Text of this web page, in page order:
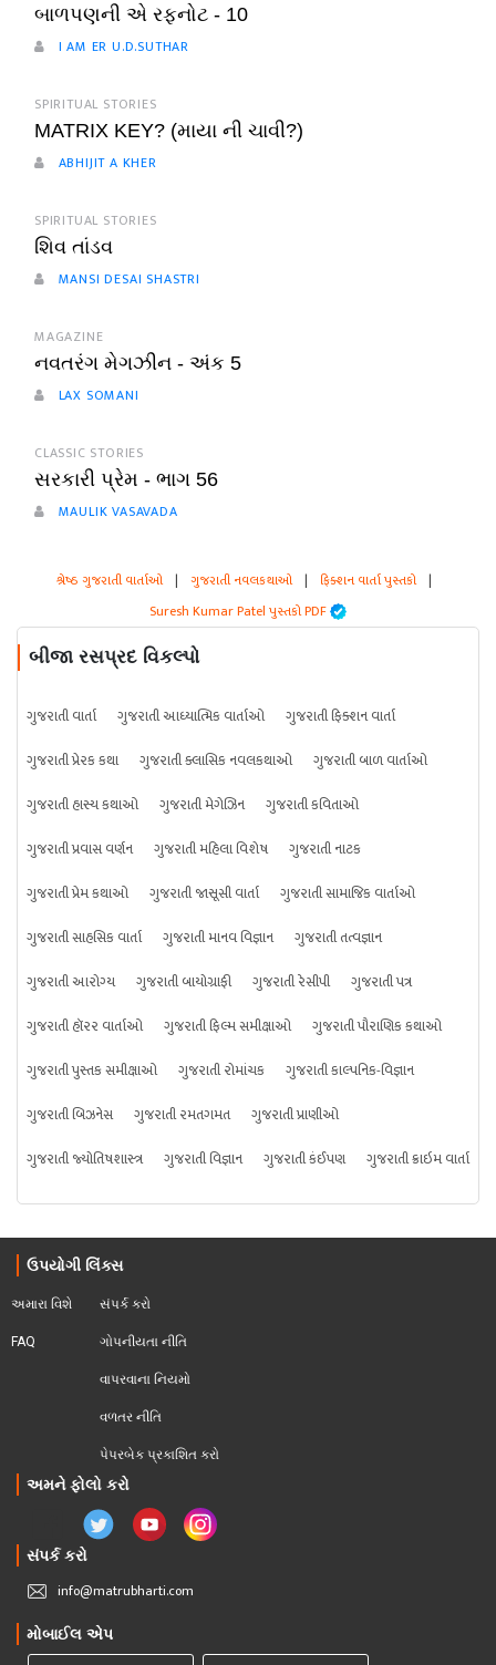
બાળપણની એ રફનોટ - 10
I AM ER U.D.SUTHAR
SPIRITUAL STORIES
MATRIX KEY? (માયા ની ચાવી?)
ABHIJIT A KHER
SPIRITUAL STORIES
શિવ તાંડવ
MANSI DESAI SHASTRI
MAGAZINE
નવતરંગ મેગઝીન - અંક 5
LAX SOMANI
CLASSIC STORIES
સરકારી પ્રેમ - ભાગ 56
MAULIK VASAVADA
શ્રેષ્ઠ ગુજરાતી વાર્તાઓ | ગુજરાતી નવલકથાઓ | ફિક્શન વાર્તા પુસ્તકો |
Suresh Kumar Patel પુસ્તકો PDF
બીજા રસપ્રદ વિકલ્પો
ગુજરાતી વાર્તા ગુજરાતી આધ્યાત્મિક વાર્તાઓ
ગુજરાતી ફિક્શન વાર્તા
ગુજરાતી પ્રેરક કથા
ગુજરાતી ક્લાસિક નવલકથાઓ
ગુજરાતી બાળ વાર્તાઓ
ગુજરાતી હાસ્ય કથાઓ
ગુજરાતી મેગેઝિન
ગુજરાતી કવિતાઓ
ગુજરાતી પ્રવાસ વર્ણન
ગુજરાતી મહિલા વિશેષ
ગુજરાતી નાટક
ગુજરાતી પ્રેમ કથાઓ
ગુજરાતી જાસૂસી વાર્તા
ગુજરાતી સામાજિક વાર્તાઓ
ગુજરાતી સાહસિક વાર્તા
ગુજરાતી માનવ વિજ્ઞાન
ગુજરાતી તત્વજ્ઞાન
ગુજરાતી આરોગ્ય
ગુજરાતી બાયોગ્રાફી ગુજરાતી રેસીપી
ગુજરાતી પત્ર
ગુજરાતી હૉરર વાર્તાઓ
ગુજરાતી ફિલ્મ સમીક્ષાઓ
ગુજરાતી પૌરાણિક કથાઓ
ગુજરાતી પુસ્તક સમીક્ષાઓ
ગુજરાતી રોમાંચક
ગુજરાતી કાલ્પનિક-વિજ્ઞાન
ગુજરાતી બિઝનેસ
ગુજરાતી રમતગમત
ગુજરાતી પ્રાણીઓ
ગુજરાતી જ્યોતિષશાસ્ત્ર
ગુજરાતી વિજ્ઞાન ગુજરાતી કંઈપણ ગુજરાતી ક્રાઇમ વાર્તા
ઉપયોગી લિંક્સ
અમારા વિશે
FAQ
સંપર્ક કરો
ગોપનીયતા નીતિ
વાપરવાના નિયમો
વળતર નીતિ
પેપરબેક પ્રકાશિત કરો
અમને ફોલો કરો
સંપર્ક કરો
info@matrubharti.com
મોબાઈલ એપ